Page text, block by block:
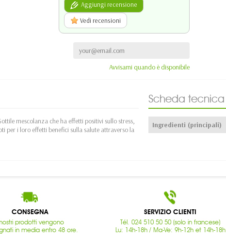
Aggiungi recensione
Vedi recensioni
Avvisami quando è disponibile
mescolanza che ha effetti positivi sullo stress,
per i loro effetti benefici sulla salute attraverso la
Scheda tecnica
Ingredienti (principali)
CONSEGNA
prodotti vengono
in media entro 48 ore.
SERVIZIO CLIENTI
Tél. 024 510 50 50 (solo in francese)
Lu: 14h-18h / Ma-Ve: 9h-12h et 14h-18h